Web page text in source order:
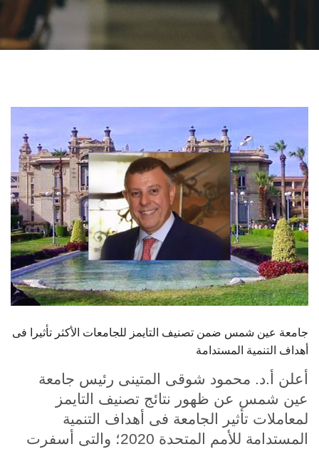
الأنظمة الذكية
الطلاب
هيئة التدريس
الدراسات العليا
الخريجين
الموظفون
الزائـرون
سجل الان
جامعة عين شمس ضمن تصنيف التايمز للجامعات الأكثر تأثيرا فى
أهداف التنمية المستدامة
أعلن أ.د. محمود شوقى المتينى رئيس جامعة
عين شمس عن ظهور نتائج تصنيف التايمز
لمعاملات تأثير الجامعة فى أهداف التنمية
المستدامة للأمم المتحدة 2020؛ والتى أسفرت